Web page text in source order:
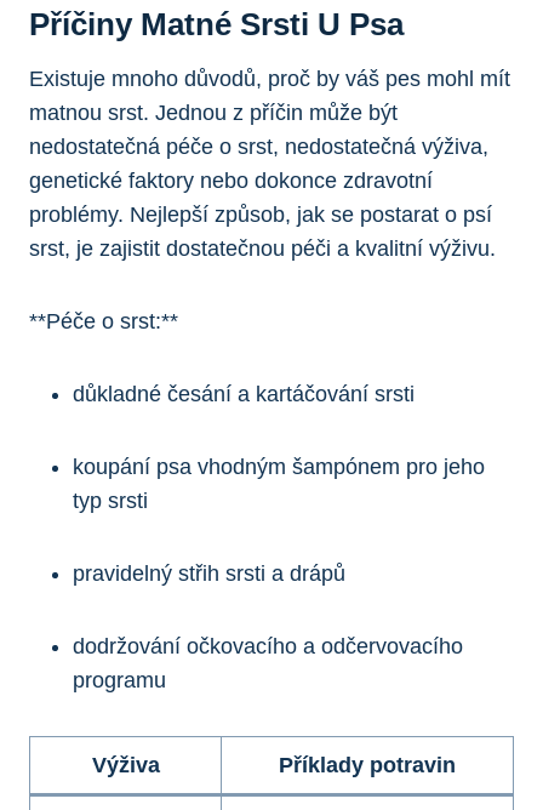
Příčiny Matné Srsti U Psa
Existuje mnoho důvodů,‌ proč by váš ⁢pes mohl mít
matnou srst. Jednou‌ z ⁣příčin ‍může být
nedostatečná péče o ​srst, nedostatečná‌ výživa, ​
genetické ⁣faktory ​nebo ‌dokonce ‌zdravotní
problémy. Nejlepší způsob, jak ⁤se postarat o psí
srst, ⁤je ⁣zajistit dostatečnou ⁣péči a kvalitní ⁢výživu.
**Péče o srst:**
důkladné ​česání ⁤a kartáčování srsti
koupání psa vhodným šampónem‍ pro jeho
typ ⁤srsti
pravidelný střih srsti a drápů
dodržování očkovacího a odčervovacího
programu
Výživa Příklady ‌potravin